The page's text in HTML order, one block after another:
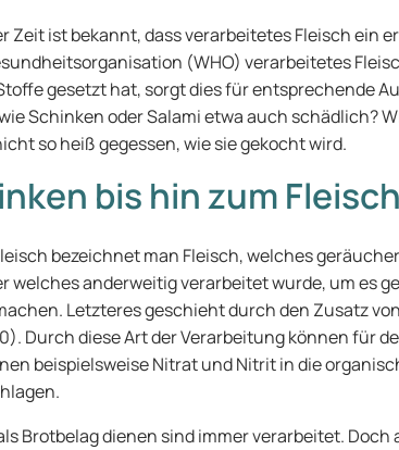
Zeit ist bekannt, dass verarbeitetes Fleisch ein
(WHO) verarbeitetes
gesetzt hat, sorgt dies für entsprechende
Schinken oder Salami etwa auch schädlich?
so heiß gegessen, wie sie gekocht wird.
bis hin zum
bezeichnet man Fleisch, welches
welches anderweitig verarbeitet wurde, um es
Letzteres geschieht durch den Zusatz
Durch diese Art der Verarbeitung können für
beispielsweise Nitrat und Nitrit in die
Brotbelag dienen sind immer verarbeitet.